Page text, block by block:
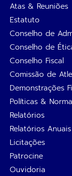
Atas & Reuniões
Estatuto
Conselho de
Conselho de
Conselho Fiscal
Comissão de
Demonstrações
Políticas &
Relatórios
Relatórios Anuais
Licitações
Patrocine
Ouvidoria